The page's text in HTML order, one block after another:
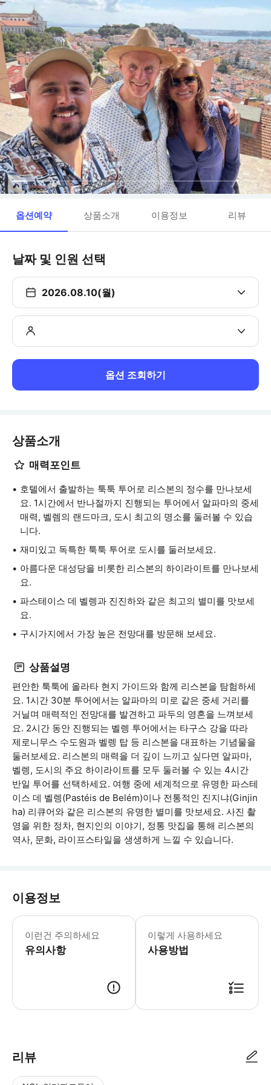
옵션예약 상품소개 이용정보 리뷰
날짜 및 인원 선택
2026.08.10(월)
옵션 조회하기
상품소개
매력포인트
호텔에서 출발하는 툭툭 투어로 리스본의 정수를 만나보세
요. 1시간에서 반나절까지 진행되는 투어에서 알파마의 중세
매력, 벨렘의 랜드마크, 도시 최고의 명소를 둘러볼 수 있습
니다.
재미있고 독특한 툭툭 투어로 도시를 둘러보세요.
아름다운 대성당을 비롯한 리스본의 하이라이트를 만나보세
요.
파스테이스 데 벨렝과 진진하와 같은 최고의 별미를 맛보세
요.
구시가지에서 가장 높은 전망대를 방문해 보세요.
상품설명
편안한 툭툭에 올라타 현지 가이드와 함께 리스본을 탐험하세
요. 1시간 30분 투어에서는 알파마의 미로 같은 중세 거리를
거닐며 매력적인 전망대를 발견하고 파두의 영혼을 느껴보세
요. 2시간 동안 진행되는 벨렝 투어에서는 타구스 강을 따라
제로니무스 수도원과 벨렝 탑 등 리스본을 대표하는 기념물을
둘러보세요. 리스본의 매력을 더 깊이 느끼고 싶다면 알파마,
벨렝, 도시의 주요 하이라이트를 모두 둘러볼 수 있는 4시간
반일 투어를 선택하세요. 여행 중에 세계적으로 유명한 파스테
이스 데 벨렝(Pastéis de Belém)이나 전통적인 진지냐(Ginjin
ha) 리큐어와 같은 리스본의 유명한 별미를 맛보세요. 사진 촬
영을 위한 정차, 현지인의 이야기, 정통 맛집을 통해 리스본의
역사, 문화, 라이프스타일을 생생하게 느낄 수 있습니다.
이용정보
이런건 주의하세요
유의사항
* 소요시간 : 60분-240분 (옵션에 따
이렇게 사용하세요
사용방법
리뷰